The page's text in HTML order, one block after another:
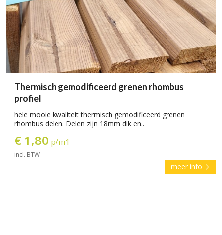
Thermisch gemodificeerd grenen rhombus
profiel
hele mooie kwaliteit thermisch gemodificeerd grenen
rhombus delen. Delen zijn 18mm dik en..
€ 1,80 p/m1
incl. BTW
meer info